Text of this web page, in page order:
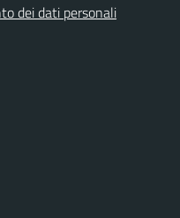
dei dati personali